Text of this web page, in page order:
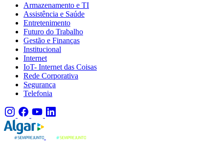
Armazenamento e TI
Assistência e Saúde
Entretenimento
Futuro do Trabalho
Gestão e Finanças
Institucional
Internet
IoT- Internet das Coisas
Rede Corporativa
Segurança
Telefonia